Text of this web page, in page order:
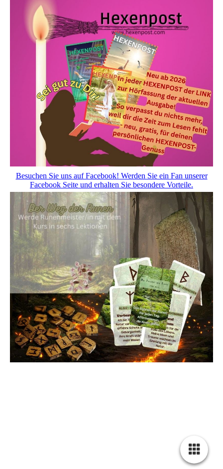
Besuchen Sie uns auf Facebook! Werden Sie ein Fan unserer
Facebook Seite und erhalten Sie besondere Vorteile.